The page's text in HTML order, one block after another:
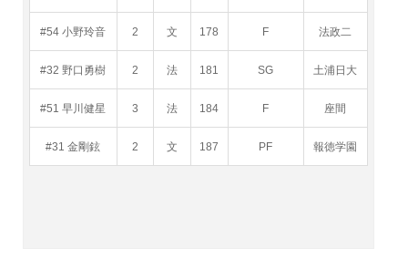
#54 小野玲音 2 文 178 F 法政二
#32 野口勇樹 2 法 181 SG 土浦日大
#51 早川健星 3 法 184 F 座間
#31 金剛鉉 2 文 187 PF 報徳学園